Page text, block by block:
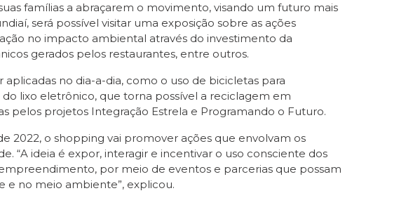
famílias a abraçarem o movimento, visando um futuro mais
será possível visitar uma exposição sobre as ações
no impacto ambiental através do investimento da
gerados pelos restaurantes, entre outros.
no dia-a-dia, como o uso de bicicletas para
lixo eletrônico, que torna possível a reciclagem em
pelos projetos Integração Estrela e Programando o Futuro.
2022, o shopping vai promover ações que envolvam os
“A ideia é expor, interagir e incentivar o uso consciente dos
por meio de eventos e parcerias que possam
no meio ambiente”, explicou.